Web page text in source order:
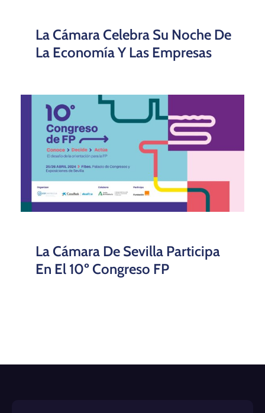
La Cámara Celebra Su Noche De
La Economía Y Las Empresas
La Cámara De Sevilla Participa
En El 10º Congreso FP